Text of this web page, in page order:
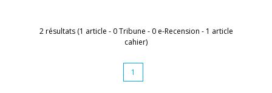
2 résultats (1 article - 0 Tribune - 0 e-Recension - 1 article
cahier)
1